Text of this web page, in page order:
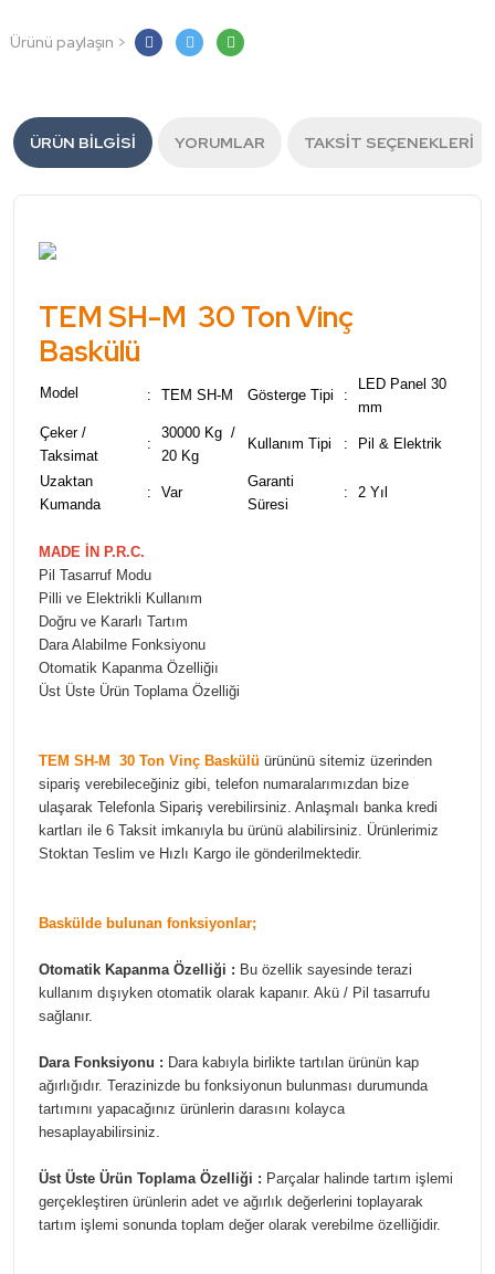
Ürünü paylaşın >
ÜRÜN BILGISI YORUMLAR TAKSIT SEÇENEKLERI
TEM SH-M 30 Ton Vinç
Baskülü
Model : TEM SH-M Gösterge Tipi :
LED Panel 30
mm
Çeker /
Taksimat
:
30000 Kg /
20 Kg
Kullanım Tipi : Pil & Elektrik
Uzaktan
Kumanda
: Var
Garanti
Süresi
: 2 Yıl
MADE İN P.R.C.
Pil Tasarruf Modu
Pilli ve Elektrikli Kullanım
Doğru ve Kararlı Tartım
Dara Alabilme Fonksiyonu
Otomatik Kapanma Özelliğiı
Üst Üste Ürün Toplama Özelliği
TEM SH-M 30 Ton Vinç Baskülü ürününü sitemiz üzerinden
sipariş verebileceğiniz gibi, telefon numaralarımızdan bize
ulaşarak Telefonla Sipariş verebilirsiniz. Anlaşmalı banka kredi
kartları ile 6 Taksit imkanıyla bu ürünü alabilirsiniz. Ürünlerimiz
Stoktan Teslim ve Hızlı Kargo ile gönderilmektedir.
Baskülde bulunan fonksiyonlar;
Otomatik Kapanma Özelliği : Bu özellik sayesinde terazi
kullanım dışıyken otomatik olarak kapanır. Akü / Pil tasarrufu
sağlanır.
Dara Fonksiyonu : Dara kabıyla birlikte tartılan ürünün kap
ağırlığıdır. Terazinizde bu fonksiyonun bulunması durumunda
tartımını yapacağınız ürünlerin darasını kolayca
hesaplayabilirsiniz.
Üst Üste Ürün Toplama Özelliği : Parçalar halinde tartım işlemi
gerçekleştiren ürünlerin adet ve ağırlık değerlerini toplayarak
tartım işlemi sonunda toplam değer olarak verebilme özelliğidir.